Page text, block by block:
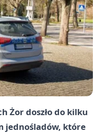
Żor doszło do kilku
jednośladów, które